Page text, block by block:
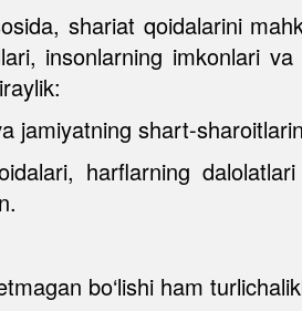
shariat qoidalarini
insonlarning imkonlari
jamiyatning shart-
harflarning
bo‘lishi ham